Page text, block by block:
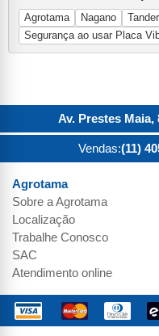
Agrotama Nagano Tander
Segurança ao usar Placa
Av. Prestes Maia,
Vendas:(11)
Agrotama
Sobre aAgrotama
Localização
Trabalhe Conosco
SAC
Atendimento online